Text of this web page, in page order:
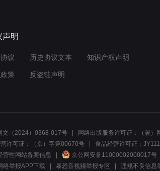
声明
议 历史协议文本 知识产权声明
策 反盗链声明
文（2024）0368-017号 网络出版服务许可证：（署）
许可证：（京）字第00670号 食品经营许可证：
营性网站备案信息 京公网安备11000002000017号
络举报APP下载 暴恐音视频举报专区 违规不良信息